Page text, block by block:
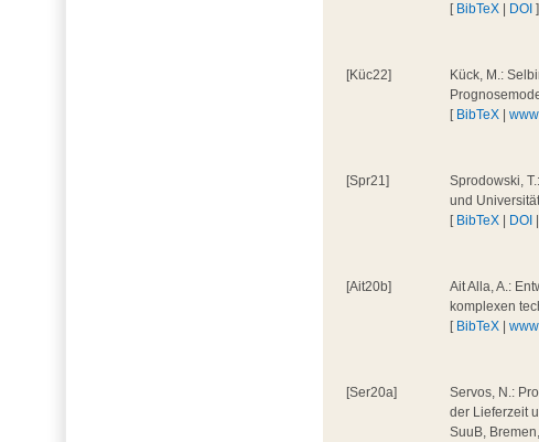
[ BibTeX DOI ]
[Küc22]
Kück, M.:
[ BibTeX |www
[Spr21]
Sprodowski,
und
[ BibTeX DOI
[Ait20b]
Ait Alla, A.:
komplexen
[ BibTeX |www
[Ser20a]
Servos, N.:
der Lieferzeit
SuuB,